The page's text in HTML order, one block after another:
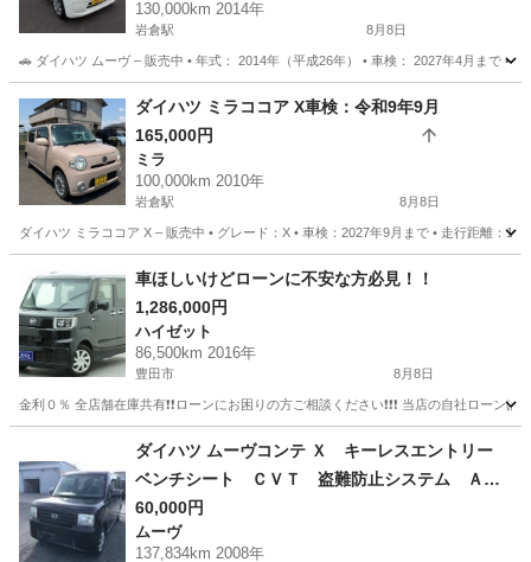
130,000km 2014年
岩倉駅 8月8日
🚗 ダイハツ ムーヴ – 販売中 • 年式： 2014年（平成26年） • 車検： 2027年4月まで •
愛知 岩倉市 岩倉駅 ムーヴ エンジン
ダイハツ ミラココア X車検：令和9年9月
165,000円
ミラ
100,000km 2010年
岩倉駅 8月8日
ダイハツ ミラココア X – 販売中 • グレード：X • 車検：2027年9月まで • 走行距離：
愛知 岩倉駅 ミラ ミラココア
車ほしいけどローンに不安な方必見！！
1,286,000円
ハイゼット
86,500km 2016年
豊田市 8月8日
金利０％ 全店舗在庫共有❗️❗️ローンにお困りの方ご相談ください❗️❗️❗️ 当店の自社ロ
ハイゼット ローン
ダイハツ ムーヴコンテ Ｘ キーレスエントリー
ベンチシート ＣＶＴ 盗難防止システム ＡＢ
Ｓ ＣＤ 衝突安全ボディ エアコン パワース
テアリング パワーウィンドウ （車検整備付）
60,000円
ムーヴ
137,834km 2008年